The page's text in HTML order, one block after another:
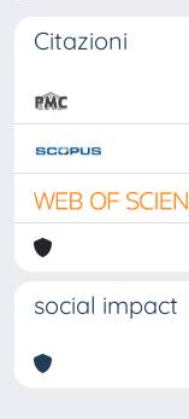
Citazioni
social impact